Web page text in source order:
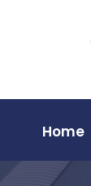
Home